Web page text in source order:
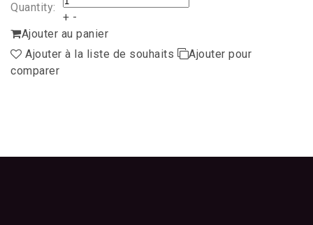
Quantity:
+ -
Ajouter au panier
Ajouter à la liste de souhaits
Ajouter pour
comparer